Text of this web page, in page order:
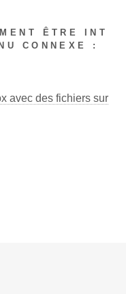
ÊTRE INT
CONNEXE :
avec des fichiers sur